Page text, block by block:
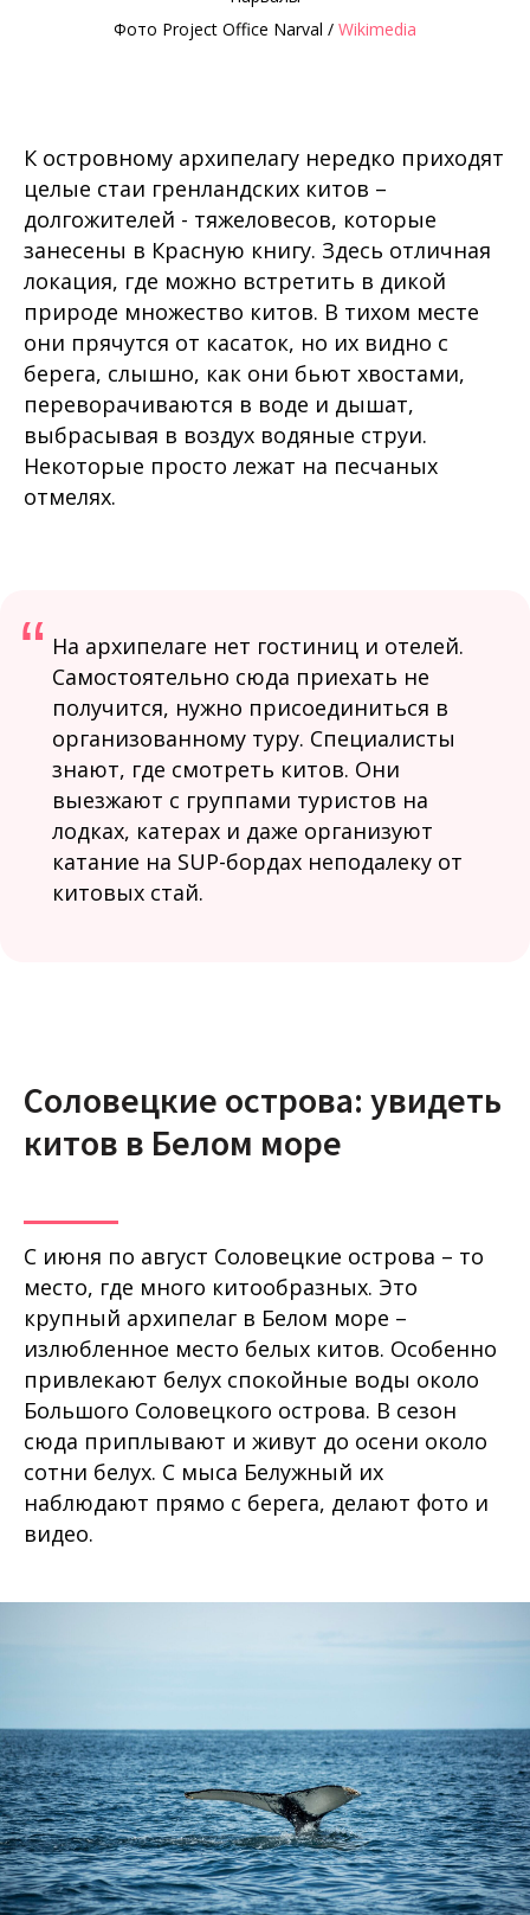
Фото Project Office Narval / Wikimedia
К островному архипелагу нередко приходят
целые стаи гренландских китов –
долгожителей - тяжеловесов, которые
занесены в Красную книгу. Здесь отличная
локация, где можно встретить в дикой
природе множество китов. В тихом месте
они прячутся от касаток, но их видно с
берега, слышно, как они бьют хвостами,
переворачиваются в воде и дышат,
выбрасывая в воздух водяные струи.
Некоторые просто лежат на песчаных
отмелях.
“ На архипелаге нет гостиниц и отелей.
Самостоятельно сюда приехать не
получится, нужно присоединиться в
организованному туру. Специалисты
знают, где смотреть китов. Они
выезжают с группами туристов на
лодках, катерах и даже организуют
катание на SUP-бордах неподалеку от
китовых стай.
Соловецкие острова: увидеть
китов в Белом море
С июня по август Соловецкие острова – то
место, где много китообразных. Это
крупный архипелаг в Белом море –
излюбленное место белых китов. Особенно
привлекают белух спокойные воды около
Большого Соловецкого острова. В сезон
сюда приплывают и живут до осени около
сотни белух. С мыса Белужный их
наблюдают прямо с берега, делают фото и
видео.